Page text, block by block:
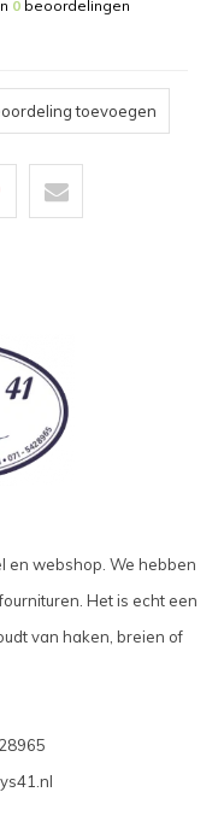
0 beoordelingen
toevoegen
en webshop. We hebben
Het is echt een
van haken, breien of